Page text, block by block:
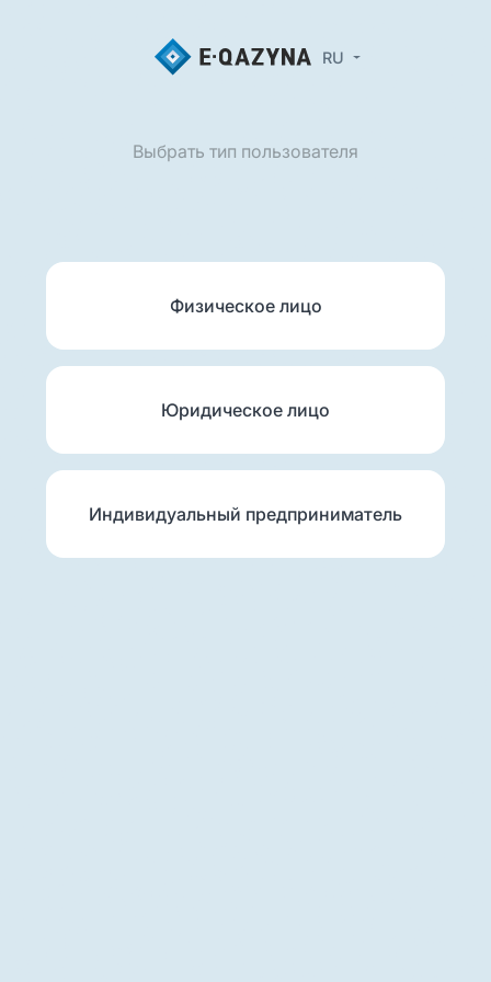
RU
Выбрать тип пользователя
Физическое лицо
Юридическое лицо
Индивидуальный предприниматель